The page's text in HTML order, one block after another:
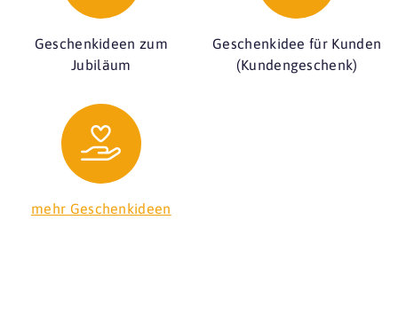
Geschenkideen zum
Jubiläum
Geschenkidee für Kunden
(Kundengeschenk)
mehr Geschenkideen